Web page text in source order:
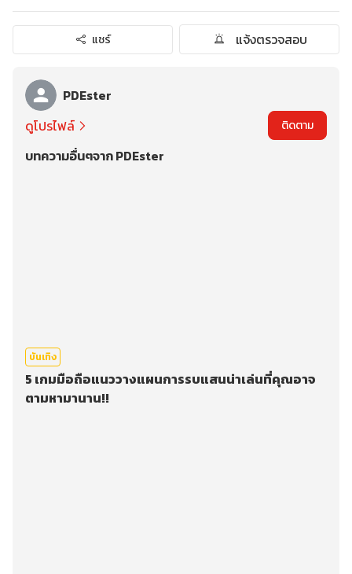
แชร์ แจ้งตรวจสอบ
PDEster
ดูโปรไฟล์
ติดตาม
บทความอื่นๆจาก PDEster
บันเทิง
5 เกมมือถือแนววางแผนการรบแสนน่าเล่นที่คุณอาจ
ตามหามานาน!!